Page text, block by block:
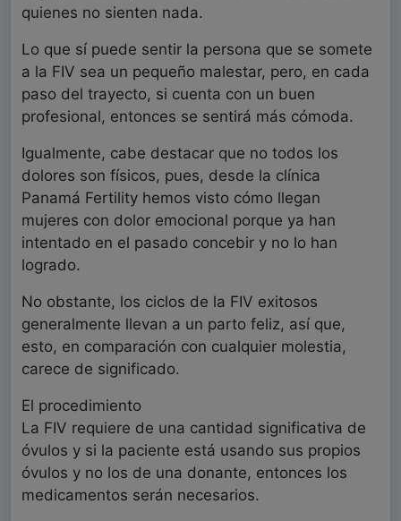
quienes no sienten nada.
Lo que sí puede sentir la persona que se somete
a la FIV sea un pequeño malestar, pero, en cada
paso del trayecto, si cuenta con un buen
profesional, entonces se sentirá más cómoda.
Igualmente, cabe destacar que no todos los
dolores son físicos, pues, desde la clínica
Panamá Fertility hemos visto cómo llegan
mujeres con dolor emocional porque ya han
intentado en el pasado concebir y no lo han
logrado.
No obstante, los ciclos de la FIV exitosos
generalmente llevan a un parto feliz, así que,
esto, en comparación con cualquier molestia,
carece de significado.
El procedimiento
La FIV requiere de una cantidad significativa de
óvulos y si la paciente está usando sus propios
óvulos y no los de una donante, entonces los
medicamentos serán necesarios.